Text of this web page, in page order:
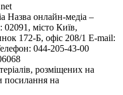
Назва онлайн-медіа –
місто Київ,
172-Б, офіс 208/1 E-mail:
044-205-43-00
розміщених на
посилання на